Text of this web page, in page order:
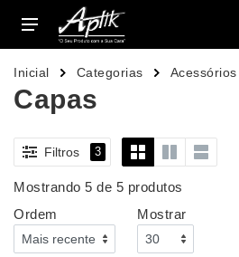
Inicial Categorias
Capas
Filtros 3
Mostrando 5 de 5 produtos
Ordem
Mostrar